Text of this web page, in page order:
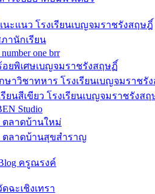
นะแนว โรงเรียนเบญจมราชรังสฤษฎิ์
ภานักเรียน
one brr
อยพิเศษเบญจมราชรังสฤษฏิ์
ษาวิชาทหาร โรงเรียนเบญจมราชรั
รียนสีเขียว โรงเรียนเบญจมราชรังสฤ
Studio
ตลาดบ้านใหม่
ตลาดบ้านสุขสำราญ
ครูณรงค์
ฉะเชิงเทรา